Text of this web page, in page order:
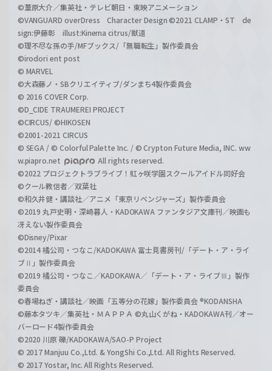
©葦原大介／集英社・テレビ朝日・東映アニメーション
©VANGUARD overDress Character Design ©2021 CLAMP・ST de
sign:伊藤彰 illust:Kinema citrus/獣道
©理不尽な孫の手/MFブックス/「無職転生」製作委員会
©irodori ent post
© MARVEL
©大森藤ノ・SBクリエイティブ/ダンまち4製作委員会
© 2016 COVER Corp.
©D_CIDE TRAUMEREI PROJECT
©CIRCUS/ ©HIKOSEN
©2001-2021 CIRCUS
© SEGA / © Colorful Palette Inc. / © Crypton Future Media, INC. ww
w.piapro.net
All rights reserved.
©2022 プロジェクトラブライブ！虹ヶ咲学園スクールアイドル同好会
©クール教信者／双葉社
©和久井健・講談社／アニメ「東京リベンジャーズ」製作委員会
©2019 丸戸史明・深崎暮人・KADOKAWA ファンタジア文庫刊／映画も
冴えない製作委員会
©Disney/Pixar
©2014 橘公司・つなこ/KADOKAWA 富士見書房刊/「デート・ア・ライ
ブⅡ」製作委員会
©2019 橘公司・つなこ／KADOKAWA／「デート・ア・ライブⅢ」製作
委員会
©春場ねぎ・講談社／映画「五等分の花嫁」製作委員会 ®KODANSHA
©藤本タツキ／集英社・ＭＡＰＰＡ ©丸山くがね・KADOKAWA刊／オー
バーロード4製作委員会
©2020 川原 礫/KADOKAWA/SAO-P Project
© 2017 Manjuu Co.,Ltd. & YongShi Co.,Ltd. All Rights Reserved.
© 2017 Yostar, Inc. All Rights Reserved.